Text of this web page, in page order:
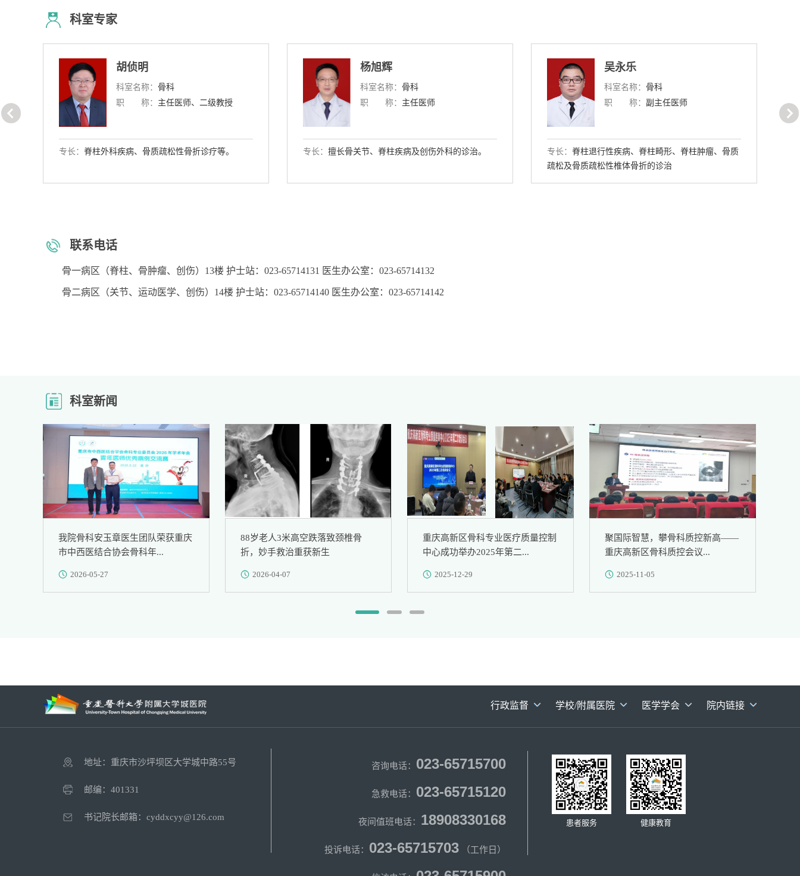
科室专家
杨旭辉
科室名称： 骨科
职 称： 主任医师
专长： 擅长骨关节、脊柱疾病及创伤外科的诊治。
吴永乐
科室名称： 骨科
职 称： 副主任医师
专长： 脊柱退行性疾病、脊柱畸形、脊柱肿瘤、骨质
曾秋铭
科室名称： 骨科
职 称： 副主任医师
专长： 擅长关节外科如肩、膝、髋及踝关节疼痛、运
动医学如半月板损伤关节脱位、髋膝关节置换
联系电话
骨一病区（脊柱、骨肿瘤、创伤）13楼 护士站：023-65714131 医生办公室：023-65714132
骨二病区（关节、运动医学、创伤）14楼 护士站：023-65714140 医生办公室：023-65714142
科室新闻
我院骨科安玉章医生团队荣获重庆
市中西医结合协会骨科年...
2026-05-27
88岁老人3米高空跌落致颈椎骨
折，妙手救治重获新生
2026-04-07
重庆高新区骨科专业医疗质量控制
中心成功举办2025年第二...
2025-12-29
聚国际智慧，攀骨科质控新高——
重庆高新区骨科质控会议...
2025-11-05
行政监督 学校/附属医院 医学学会 院内链接
地址：重庆市沙坪坝区大学城中路55号
邮编：401331
书记院长邮箱：cyddxcyy@126.com
咨询电话： 023-65715700
急救电话： 023-65715120
夜间值班电话： 18908330168
投诉电话： 023-65715703 （工作日）
患者服务 健康教育